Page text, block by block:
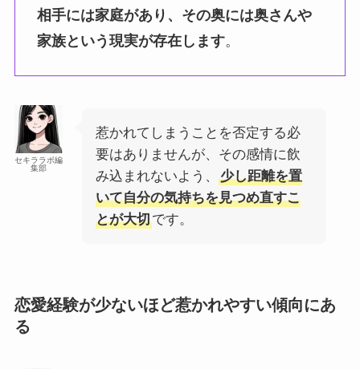
相手には家庭があり、その奥には奥さんや
家族という現実が存在します。
セキララボ編
集部
惹かれてしまうことを否定する必
要はありませんが、その感情に飲
み込まれないよう、
少し距離を置
いて自分の気持ちを見つめ直すこ
とが大切です。
恋愛経験が少ないほど惹かれやすい傾向にあ
る